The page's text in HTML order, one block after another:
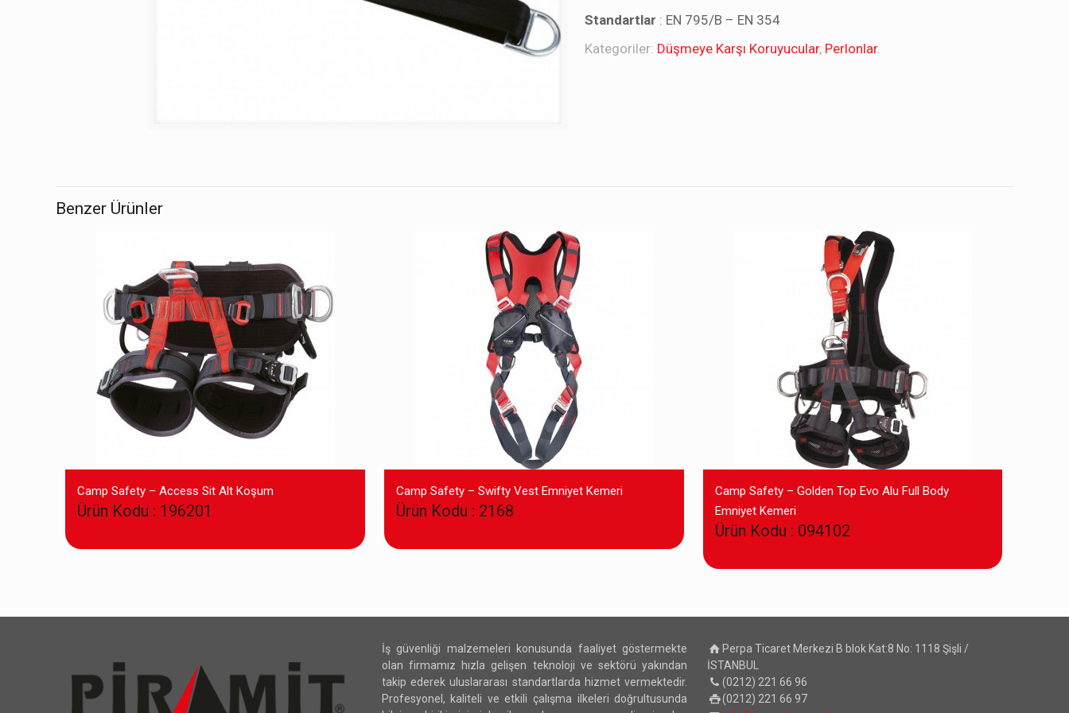
Standartlar : EN 795/B – EN 354
Kategoriler: Düşmeye Karşı Koruyucular, Perlonlar.
Benzer Ürünler
Camp Safety – Access Sit Alt Koşum
Ürün Kodu : 196201
Camp Safety – Swifty Vest Emniyet Kemeri
Ürün Kodu : 2168
Camp Safety – Golden Top Evo Alu Full Body
Emniyet Kemeri
Ürün Kodu : 094102
İş güvenliği malzemeleri konusunda faaliyet göstermekte
olan firmamız hızla gelişen teknoloji ve sektörü yakından
takip ederek uluslararası standartlarda hizmet vermektedir.
Profesyonel, kaliteli ve etkili çalışma ilkeleri doğrultusunda
Perpa Ticaret Merkezi B blok Kat:8 No: 1118 Şişli /
İSTANBUL
(0212) 221 66 96
(0212) 221 66 97